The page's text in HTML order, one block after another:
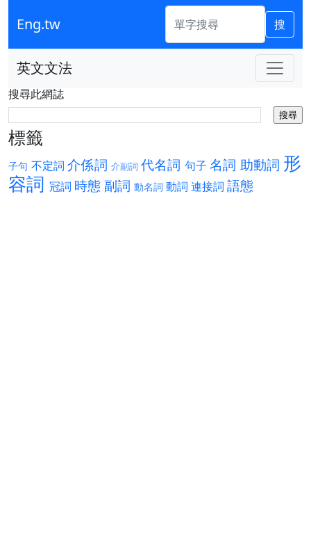
Eng.tw 搜
英文文法
搜尋此網誌
標籤
子句 不定詞 介係詞 介副詞 代名詞 句子 名詞 助動詞 形
容詞 冠詞 時態 副詞 動名詞 動詞 連接詞 語態